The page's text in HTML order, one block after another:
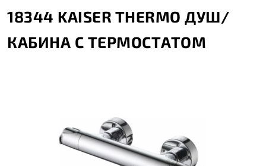
18344 KAISER THERMO ДУШ/
КАБИНА С ТЕРМОСТАТОМ